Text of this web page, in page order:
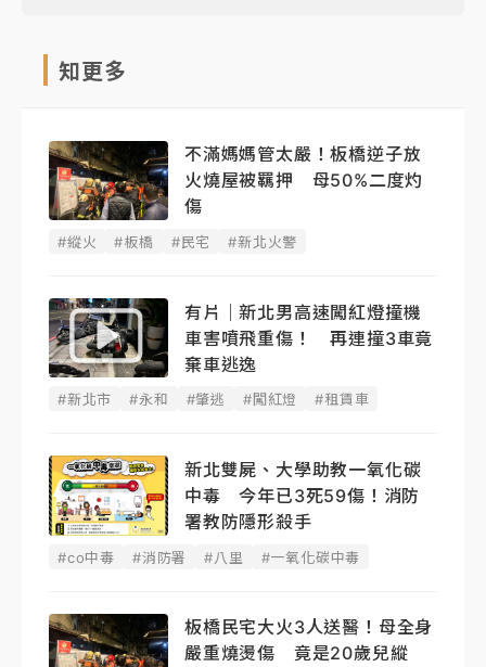
知更多
不滿媽媽管太嚴！板橋逆子放
火燒屋被羈押 母50%二度灼
傷
#縱火 #板橋 #民宅 #新北火警
有片｜新北男高速闖紅燈撞機
車害噴飛重傷！ 再連撞3車竟
棄車逃逸
#新北市 #永和 #肇逃 #闖紅燈 #租賃車
新北雙屍、大學助教一氧化碳
中毒 今年已3死59傷！消防
署教防隱形殺手
#co中毒 #消防署 #八里 #一氧化碳中毒
板橋民宅大火3人送醫！母全身
嚴重燒燙傷 竟是20歲兒縱